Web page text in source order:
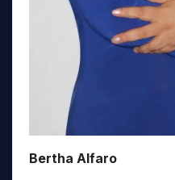
Bertha Alfaro